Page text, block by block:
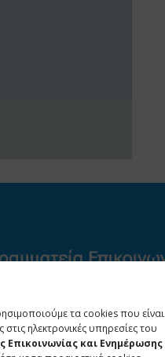
τα cookies που είναι
ηλεκτρονικές υπηρεσίες του
Επικοινωνίας και Ενημέρωσης